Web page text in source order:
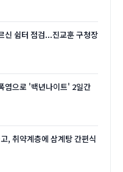
신 쉼터 점검...진교훈 구청장
염으로 '백년나이트' 2일간
, 취약계층에 삼계탕 간편식